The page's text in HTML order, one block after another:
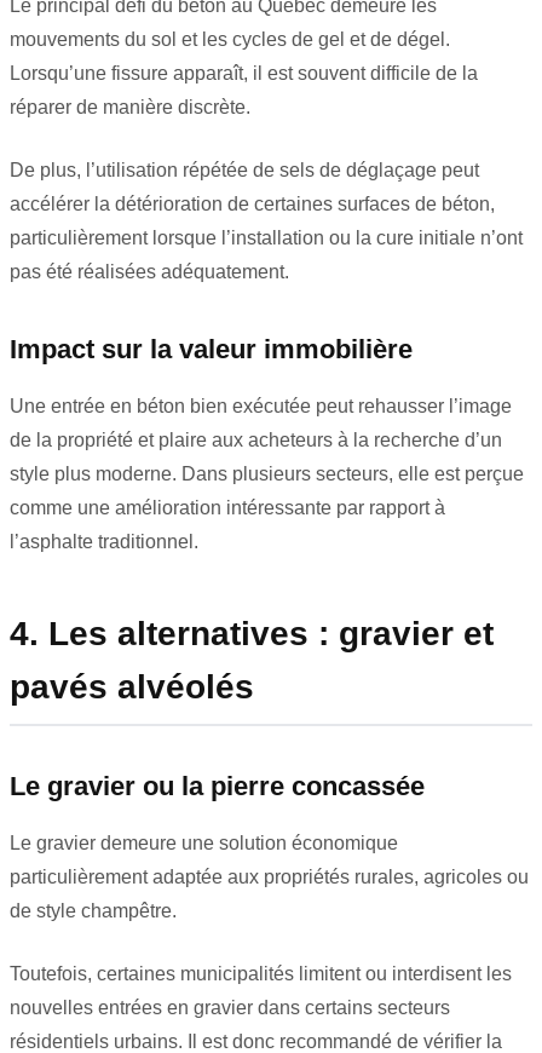
Le principal défi du béton au Québec demeure les
mouvements du sol et les cycles de gel et de dégel.
Lorsqu’une fissure apparaît, il est souvent difficile de la
réparer de manière discrète.
De plus, l’utilisation répétée de sels de déglaçage peut
accélérer la détérioration de certaines surfaces de béton,
particulièrement lorsque l’installation ou la cure initiale n’ont
pas été réalisées adéquatement.
Impact sur la valeur immobilière
Une entrée en béton bien exécutée peut rehausser l’image
de la propriété et plaire aux acheteurs à la recherche d’un
style plus moderne. Dans plusieurs secteurs, elle est perçue
comme une amélioration intéressante par rapport à
l’asphalte traditionnel.
4. Les alternatives : gravier et
pavés alvéolés
Le gravier ou la pierre concassée
Le gravier demeure une solution économique
particulièrement adaptée aux propriétés rurales, agricoles ou
de style champêtre.
Toutefois, certaines municipalités limitent ou interdisent les
nouvelles entrées en gravier dans certains secteurs
résidentiels urbains. Il est donc recommandé de vérifier la